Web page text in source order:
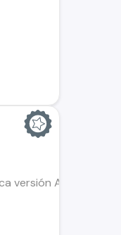
versión Allure